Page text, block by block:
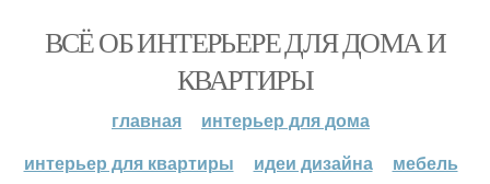
ВСЁ ОБ ИНТЕРЬЕРЕ ДЛЯ ДОМА И
КВАРТИРЫ
главная
интерьер для дома
интерьер для квартиры
идеи дизайна мебель